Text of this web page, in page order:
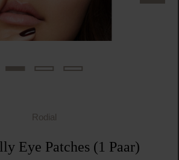
Rodial
Eye Patches (1 Paar)